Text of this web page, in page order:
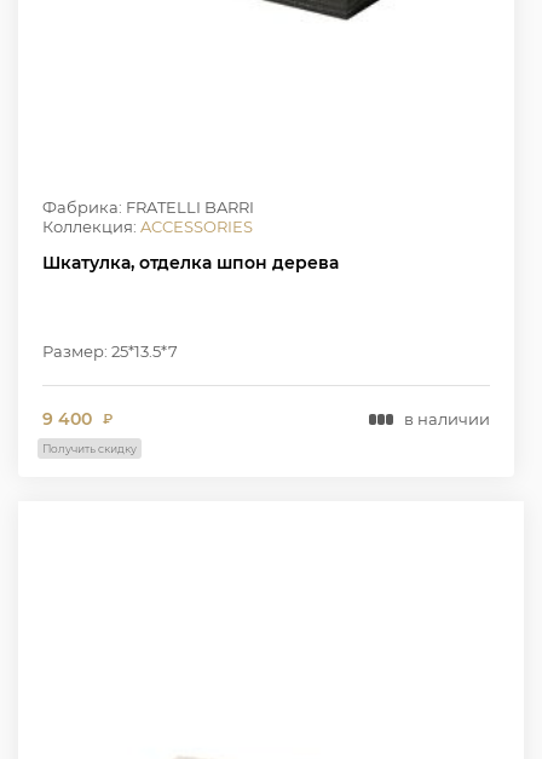
Фабрика: FRATELLI BARRI
Коллекция: ACCESSORIES
Шкатулка, отделка шпон дерева
Размер: 25*13.5*7
9 400 ₽ в наличии
Получить скидку